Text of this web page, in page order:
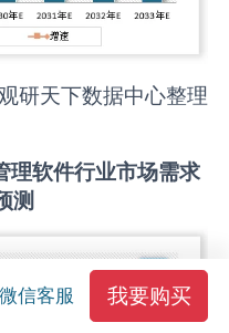
研天下数据中心整理
理软件行业市场需求
测
微信客服 我要购买